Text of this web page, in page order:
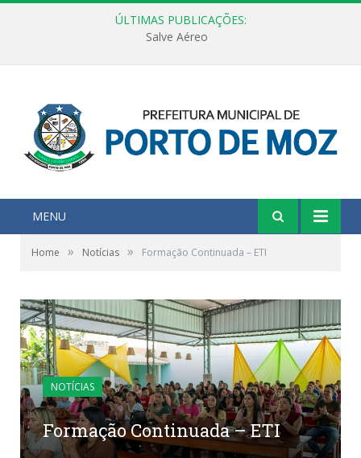
ÚLTIMAS PUBLICAÇÕES:
Salve Aéreo
MENU
Home » Notícias » Formação Continuada – ETI
NOTÍCIAS
Formação Continuada – ETI